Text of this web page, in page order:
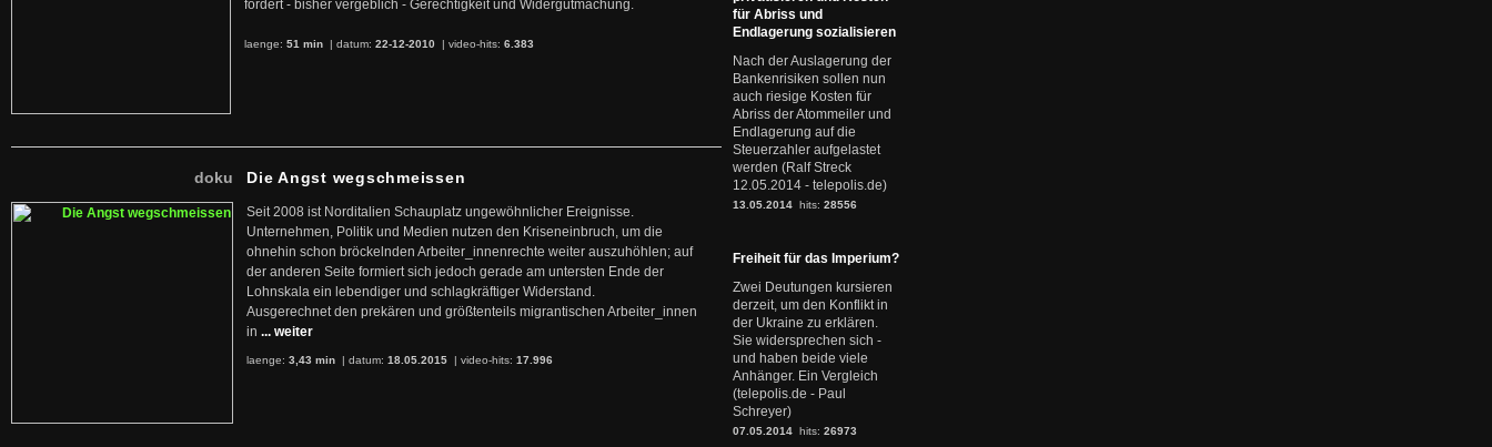
fordert - bisher vergeblich - Gerechtigkeit und Widergutmachung.
laenge: 51 min | datum: 22-12-2010 | video-hits: 6.383
doku Die Angst wegschmeissen
Seit 2008 ist Norditalien Schauplatz ungewöhnlicher Ereignisse.
Unternehmen, Politik und Medien nutzen den Kriseneinbruch, um die
ohnehin schon bröckelnden Arbeiter_innenrechte weiter auszuhöhlen; auf
der anderen Seite formiert sich jedoch gerade am untersten Ende der
Lohnskala ein lebendiger und schlagkräftiger Widerstand.
Ausgerechnet den prekären und größtenteils migrantischen Arbeiter_innen
in ... weiter
laenge: 3,43 min | datum: 18.05.2015 | video-hits: 17.996
für Abriss und
Endlagerung sozialisieren
Nach der Auslagerung der
Bankenrisiken sollen nun
auch riesige Kosten für
Abriss der Atommeiler und
Endlagerung auf die
Steuerzahler aufgelastet
werden (Ralf Streck
12.05.2014 - telepolis.de)
13.05.2014 hits: 28556
Freiheit für das Imperium?
Zwei Deutungen kursieren
derzeit, um den Konflikt in
der Ukraine zu erklären.
Sie widersprechen sich -
und haben beide viele
Anhänger. Ein Vergleich
(telepolis.de - Paul
Schreyer)
07.05.2014 hits: 26973